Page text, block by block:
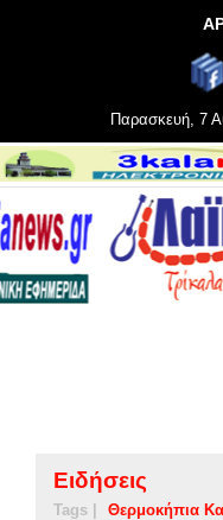
Παρασκευή, 7
Ειδήσεις
Tags | Θερμοκήπια